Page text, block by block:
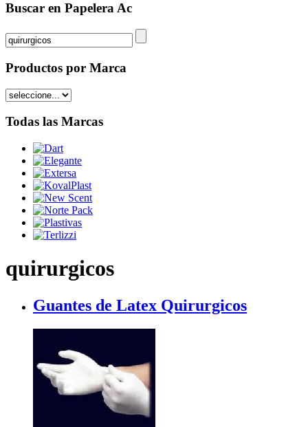
Buscar en Papelera Ac
Productos por Marca
Todas las Marcas
quirurgicos
Guantes de Latex Quirurgicos